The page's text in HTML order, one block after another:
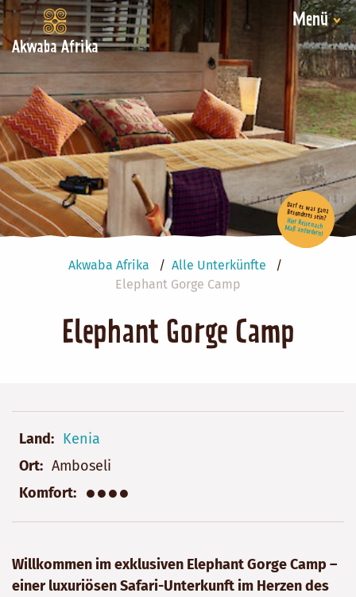
Akwaba Afrika
Menü
Akwaba Afrika
Alle Unterkünfte
Elephant Gorge Camp
Elephant Gorge Camp
Darf es was ganz Besonderes sein?
Hier Reise nach Maß anfordern!
Land
Kenia
Ort
Amboseli
Komfort
●●●●
Willkommen im exklusiven Elephant Gorge Camp –
einer luxuriösen Safari-Unterkunft im Herzen des